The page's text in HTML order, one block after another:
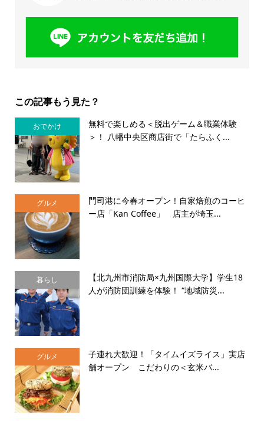
この記事もう見た？
おでかけ
無料で楽しめる＜脱出ゲーム＆職業体験
＞！ 八幡中央区商店街で「たらふく...
グルメ
門司港に今春オープン！自家焙煎のコーヒ
ー店「Kan Coffee」 店主が埼玉...
暮らし
【北九州市消防局×九州国際大学】学生18
人が消防団訓練を体験！ “地域防災...
グルメ
子連れ大歓迎！「タイムイズライス」実店
舗オープン こだわりの＜玄米バ...